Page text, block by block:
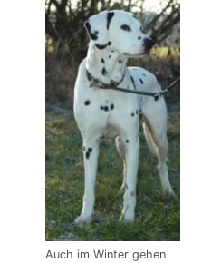
Auch im Winter gehen